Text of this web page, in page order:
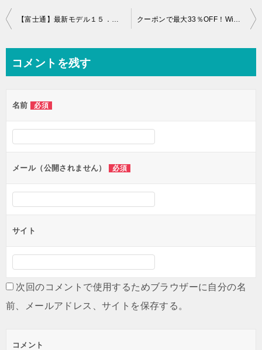
投
ビ
ー
シ
ン
【富士通】最新モデル１５．６インチノートパソコンLIFEBOOK WA1/W発売！ クーポンで最大33％OFF！Windows 10搭載 新機種LIFEBOOK WA2/Wも20％OFF！
コメントを残す
名前 必須
メール（公開されません） 必須
サイト
次回のコメントで使用するためブラウザーに自分の名
前、メールアドレス、サイトを保存する。
コメント